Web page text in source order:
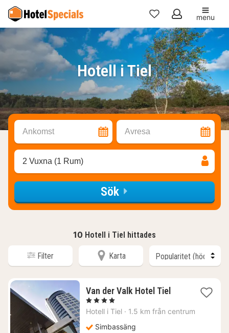
Mina
favoriter
menu
Hotell i Tiel
Ankomst Avresa
2 Vuxna (1 Rum)
Sök
10 Hotell i Tiel hittades
Filter Karta
Van der Valk Hotel Tiel1
från
, 4 Stjärnor
Hotell i Tiel · 1.5 km från centrum
Simbassäng